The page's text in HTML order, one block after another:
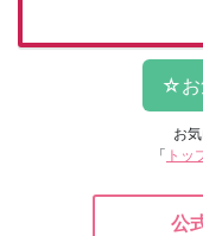
お
「 トッ
公